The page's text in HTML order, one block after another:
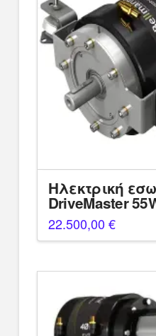
Ηλεκτρική
DriveMaster
22.500,00€